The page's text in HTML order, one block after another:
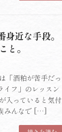
近な手段。
と。
「酒粕が苦手だっ
イフ」のレッスン
入っていると気付
みんなで […]